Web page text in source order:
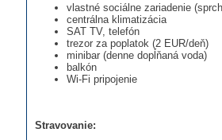
vlastné sociálne zariadenie
centrálna klimatizácia
SAT TV, telefón
trezor za poplatok (2 EUR/deň)
minibar (denne dopĺňaná voda)
balkón
Wi-Fi pripojenie
Stravovanie: